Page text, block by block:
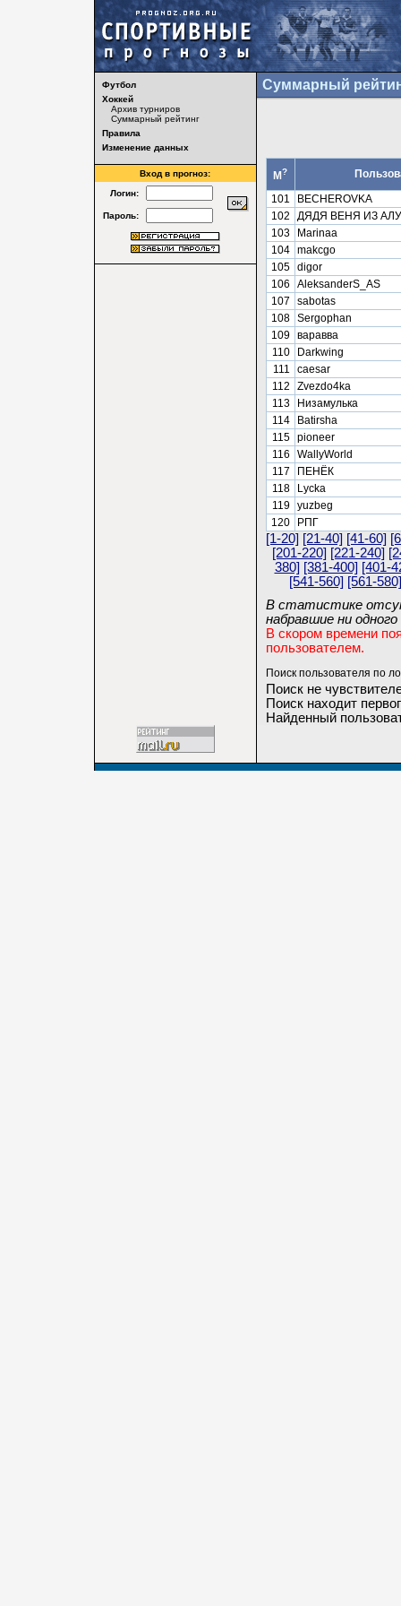
Футбол
Хоккей
Архив турниров
Суммарный рейтинг
Правила
Изменение данных
Вход в прогноз:
Логин:
Пароль:
Суммарный
М?
101
BECHEROVKA
102
ДЯДЯ ВЕНЯ ИЗ
103
Marinaa
104 makcgo
105 digor
106
AleksanderS_AS
107
sabotas
108 Sergophan
109 варавва
110
Darkwing
111
caesar
112
Zvezdo4ka
113
Низамулька
114
Batirsha
115 pioneer
116
WallyWorld
117
ПЕНЁК
118
Lycka
119 yuzbeg
120
РПГ
[1-20] [21-40] [41-60]
[201-220] [221-240]
380] [381-400] [401-
[541-560] [561-580]
В статистике
набравшие ни одного
В скором времени
пользователем.
Поиск пользователя по
Поиск не
Поиск находит
Найденный